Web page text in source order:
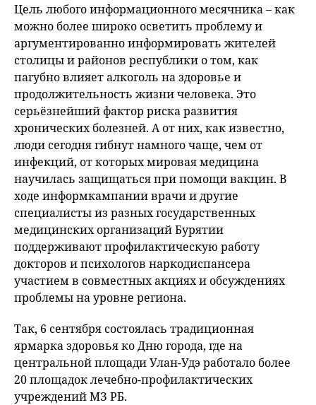
Цель любого информационного месячника – как
можно более широко осветить проблему и
аргументированно информировать жителей
столицы и районов республики о том, как
пагубно влияет алкоголь на здоровье и
продолжительность жизни человека. Это
серьёзнейший фактор риска развития
хронических болезней. А от них, как известно,
люди сегодня гибнут намного чаще, чем от
инфекций, от которых мировая медицина
научилась защищаться при помощи вакцин. В
ходе информкампании врачи и другие
специалисты из разных государственных
медицинских организаций Бурятии
поддерживают профилактическую работу
докторов и психологов наркодиспансера
участием в совместных акциях и обсуждениях
проблемы на уровне региона.
Так, 6 сентября состоялась традиционная
ярмарка здоровья ко Дню города, где на
центральной площади Улан-Удэ работало более
20 площадок лечебно-профилактических
учреждений МЗ РБ.